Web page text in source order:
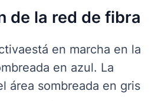
de la red de fibra
está en marcha en la
en azul. La
área sombreada en gris